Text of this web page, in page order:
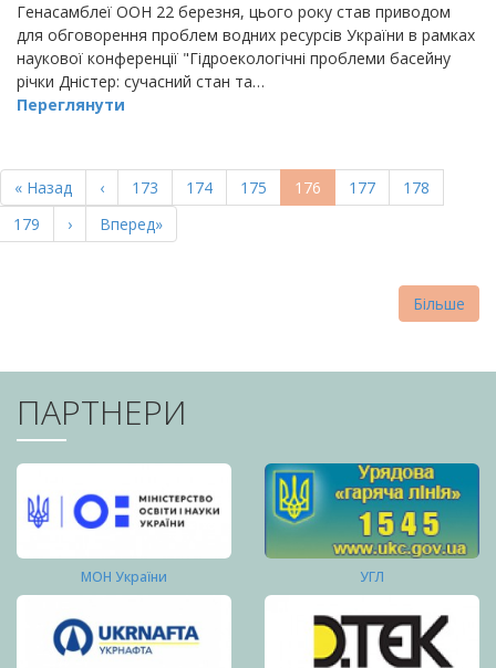
Генасамблеї ООН 22 березня, цього року став приводом
для обговорення проблем водних ресурсів України в рамках
наукової конференції "Гідроекологічні проблеми басейну
річки Дністер: сучасний стан та…
Переглянути
НА
СТОРІНКИ
Перша
сторінка
« Назад
Попередня
сторінка
‹ Page
173 Page
174 Page
175
Поточна
сторінка
176 Page
177 Page
178
Page
179
Наступна
сторінка
›
Остання
сторінка
Вперед»
Більше
ПАРТНЕРИ
МОН України УГЛ